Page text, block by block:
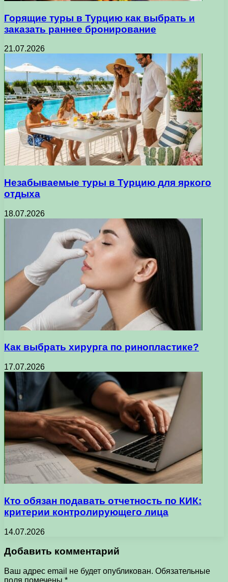
Горящие туры в Турцию как выбрать и
заказать раннее бронирование
21.07.2026
Незабываемые туры в Турцию для яркого
отдыха
18.07.2026
Как выбрать хирурга по ринопластике?
17.07.2026
Кто обязан подавать отчетность по КИК:
критерии контролирующего лица
14.07.2026
Добавить комментарий
Ваш адрес email не будет опубликован. Обязательные
поля помечены *